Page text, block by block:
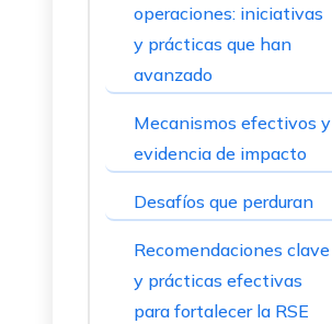
operaciones: iniciativas
y prácticas que han
avanzado
Mecanismos efectivos y
evidencia de impacto
Desafíos que perduran
Recomendaciones clave
y prácticas efectivas
para fortalecer la RSE